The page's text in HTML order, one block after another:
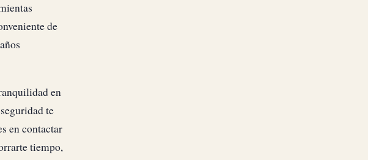
de
en
te
en contactar
tiempo,